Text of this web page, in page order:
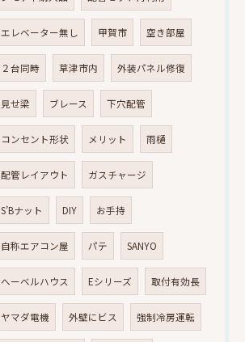
エレベーター無し 甲賀市 空き部屋
２台同時 草津市内 外装パネル修復
見せ梁 ブレース 下穴配管
コンセント形状 メリット 雨樋
配管レイアウト ガスチャージ
S’Bナット DIY お手持
自称エアコン屋 パテ SANYO
へーベルハウス Eシリーズ 取付有効長
ヤマダ電機 外壁にビス 強制冷房運転